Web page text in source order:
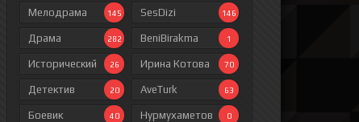
Мелодрама 145
Драма 282
Исторический 26
Детектив 20
Боевик 40
SesDizi 146
BeniBirakma 1
Ирина Котова 70
AveTurk 63
Нурмухаметов 0